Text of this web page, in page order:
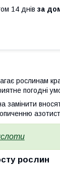
14 днів за
рослинам
погодні
замінити
рослин